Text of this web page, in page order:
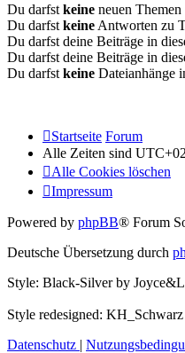
Du darfst keine neuen
Du darfst keine Antworten zu
Du darfst deine Beiträge in
Du darfst deine Beiträge in
Du darfst keine Dateianhänge
Startseite Forum
Alle Zeiten sind
Alle Cookies löschen
Impressum
Powered by phpBB® Forum
Deutsche Übersetzung durch
Style: Black-Silver by
Style redesigned:
Datenschutz |